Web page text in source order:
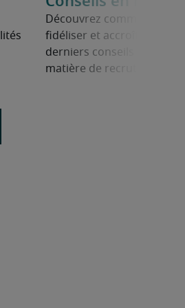
Découvrez comment
fidéliser et accroître leur
derniers conseils des
matière de recrutement.